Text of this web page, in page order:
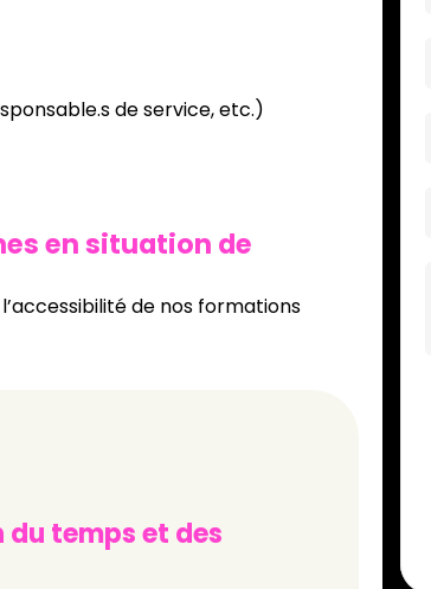
de service, etc.)
en situation de
de nos formations
du temps et des